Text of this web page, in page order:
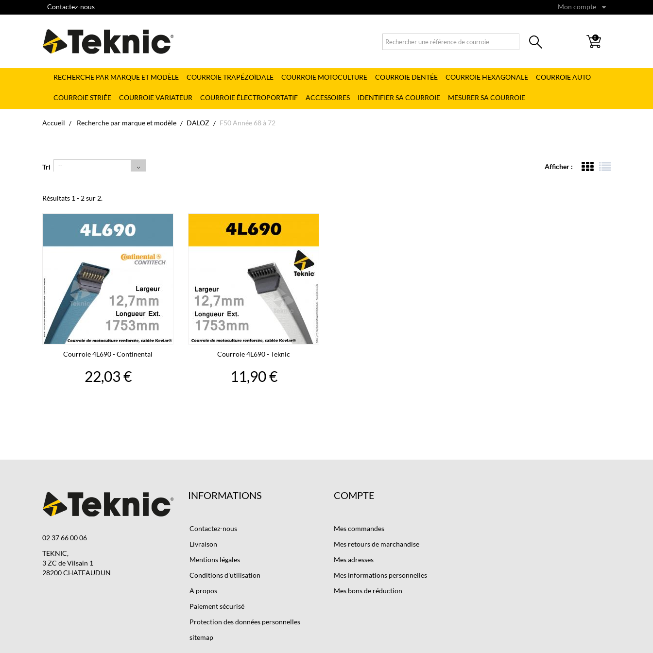
Mon compte
Contactez-nous
0
RECHERCHE PAR MARQUE ET MODÈLE COURROIE TRAPÉZOÏDALE COURROIE MOTOCULTURE COURROIE DENTÉE COURROIE HEXAGONALE COURROIE AUTO
COURROIE STRIÉE COURROIE VARIATEUR COURROIE ÉLECTROPORTATIF ACCESSOIRES IDENTIFIER SA COURROIE MESURER SA COURROIE
Accueil Recherche par marque et modèle DALOZ F50 Année 68 à 72
Afficher :
Tri --
Résultats 1 - 2 sur 2.
Courroie 4L690 - Continental
22,03 €
Courroie 4L690 - Teknic
11,90 €
02 37 66 00 06
TEKNIC,
3 ZC de Vilsain 1
28200 CHATEAUDUN
INFORMATIONS
Contactez-nous
Livraison
Mentions légales
Conditions d'utilisation
A propos
Paiement sécurisé
Protection des données personnelles
sitemap
COMPTE
Mes commandes
Mes retours de marchandise
Mes adresses
Mes informations personnelles
Mes bons de réduction